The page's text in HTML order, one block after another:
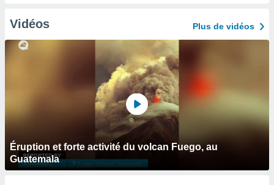
Vidéos Plus de vidéos
Éruption et forte activité du volcan Fuego, au
Guatemala